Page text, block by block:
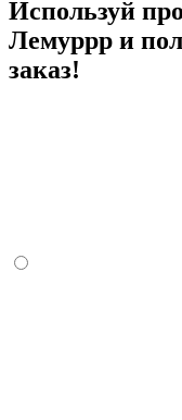
Используй
Лемуррр и
заказ!